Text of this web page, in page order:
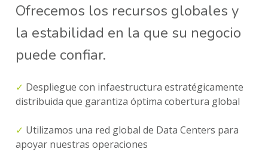
Ofrecemos los recursos globales y
la estabilidad en la que su negocio
puede confiar.
✓ Despliegue con infaestructura estratégicamente
distribuida que garantiza óptima cobertura global
✓ Utilizamos una red global de Data Centers para
apoyar nuestras operaciones